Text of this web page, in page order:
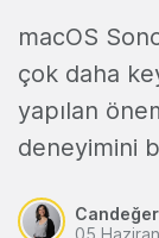
macOS
çok daha
yapılan
deneyimini
05